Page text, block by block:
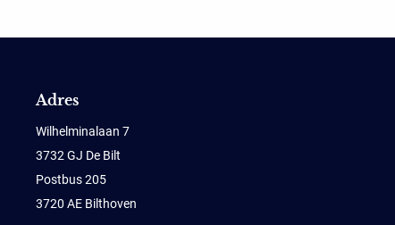
Adres
Wilhelminalaan 7
3732 GJ De Bilt
Postbus 205
3720 AE Bilthoven